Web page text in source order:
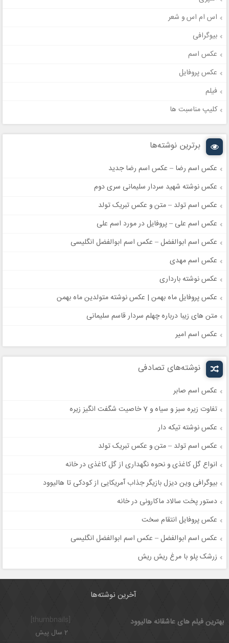
اس ام اس و شعر
بیوگرافی
عکس اسم
عکس پروفایل
فیلم
کلیپ مناسبت ها
برترین نوشته‌ها
عکس اسم رضا – عکس اسم رضا جدید
عکس نوشته شهید سردار سلیمانی سری دوم
عکس اسم تولد – متن و عکس تبریک تولد
عکس اسم علی – پروفایل در مورد اسم علی
عکس اسم ابوالفضل – عکس اسم ابوالفضل انگلیسی
عکس اسم مهدی
عکس نوشته بارداری
عکس پروفایل ماه بهمن | عکس نوشته متولدین ماه بهمن
متن های زیبا درباره چهلم سردار قاسم سلیمانی
عکس اسم امیر
نوشته‌های تصادفی
عکس اسم صابر
تفاوت زیره سبز و سیاه و 7 خاصیت شگفت انگیز زیره
عکس نوشته تیکه دار
عکس اسم تولد – متن و عکس تبریک تولد
انواع گل کاغذی و نحوه نگهداری از گل کاغذی در خانه
بیوگرافی وین دیزل بازیگر جذاب آمریکایی از کودکی تا هالیوود
دستور پخت سالاد ماکارونی در خانه
عکس پروفایل انتقام سخت
عکس اسم ابوالفضل – عکس اسم ابوالفضل انگلیسی
زرشک پلو با مرغ ریش ریش
آخرین نوشته‌ها
بهترین فیلم های عاشقانه هالیوود
2 سال پیش